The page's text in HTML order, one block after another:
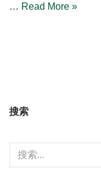
… Read More »
搜索